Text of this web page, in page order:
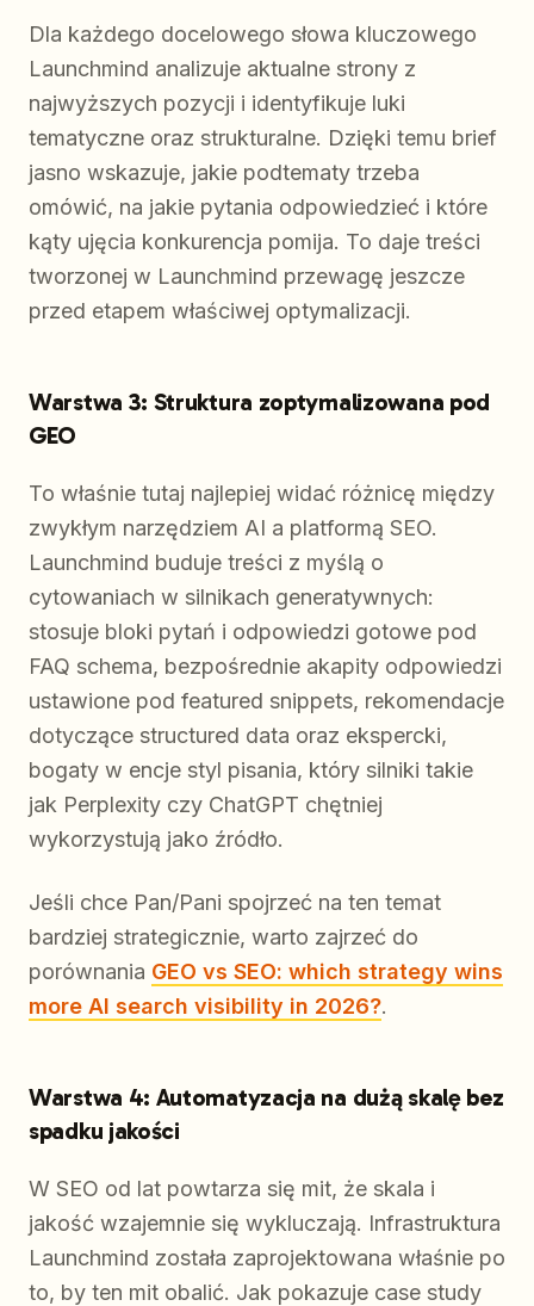
Dla każdego docelowego słowa kluczowego
Launchmind analizuje aktualne strony z
najwyższych pozycji i identyfikuje luki
tematyczne oraz strukturalne. Dzięki temu brief
jasno wskazuje, jakie podtematy trzeba
omówić, na jakie pytania odpowiedzieć i które
kąty ujęcia konkurencja pomija. To daje treści
tworzonej w Launchmind przewagę jeszcze
przed etapem właściwej optymalizacji.
Warstwa 3: Struktura zoptymalizowana pod
GEO
To właśnie tutaj najlepiej widać różnicę między
zwykłym narzędziem AI a platformą SEO.
Launchmind buduje treści z myślą o
cytowaniach w silnikach generatywnych:
stosuje bloki pytań i odpowiedzi gotowe pod
FAQ schema, bezpośrednie akapity odpowiedzi
ustawione pod featured snippets, rekomendacje
dotyczące structured data oraz ekspercki,
bogaty w encje styl pisania, który silniki takie
jak Perplexity czy ChatGPT chętniej
wykorzystują jako źródło.
Jeśli chce Pan/Pani spojrzeć na ten temat
bardziej strategicznie, warto zajrzeć do
porównania GEO vs SEO: which strategy wins
more AI search visibility in 2026?.
Warstwa 4: Automatyzacja na dużą skalę bez
spadku jakości
W SEO od lat powtarza się mit, że skala i
jakość wzajemnie się wykluczają. Infrastruktura
Launchmind została zaprojektowana właśnie po
to, by ten mit obalić. Jak pokazuje case study